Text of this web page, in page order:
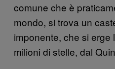
comune che è
mondo, si trova un
imponente, che si erge
milioni di stelle, dal